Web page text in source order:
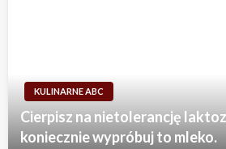
KULINARNE ABC
Cierpisz na nietolerancję
koniecznie wypróbuj to mleko.